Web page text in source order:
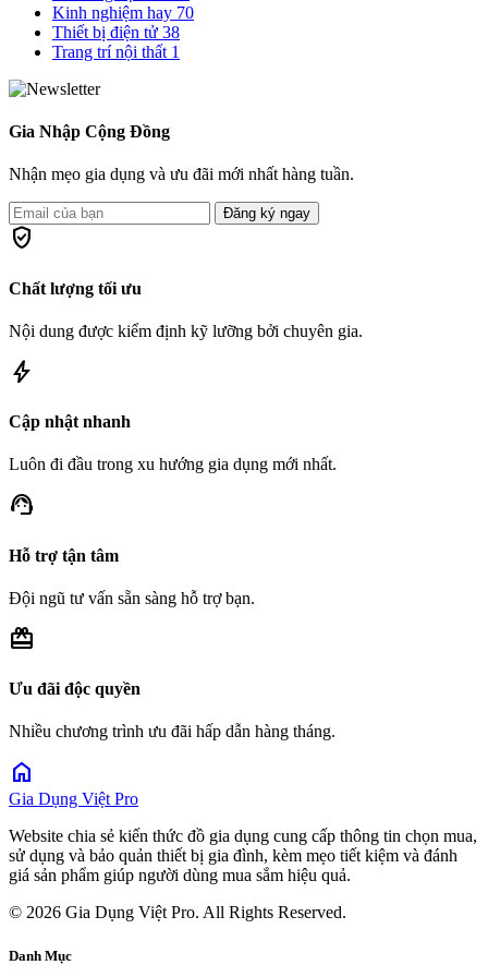
Kinh nghiệm hay 70
Thiết bị điện tử 38
Trang trí nội thất 1
Gia Nhập Cộng Đồng
Nhận mẹo gia dụng và ưu đãi mới nhất hàng tuần.
Đăng ký ngay
verified_user
Chất lượng tối ưu
Nội dung được kiểm định kỹ lưỡng bởi chuyên gia.
bolt
Cập nhật nhanh
Luôn đi đầu trong xu hướng gia dụng mới nhất.
support_agent
Hỗ trợ tận tâm
Đội ngũ tư vấn sẵn sàng hỗ trợ bạn.
redeem
Ưu đãi độc quyền
Nhiều chương trình ưu đãi hấp dẫn hàng tháng.
home
Gia Dụng Việt Pro
Website chia sẻ kiến thức đồ gia dụng cung cấp thông tin chọn mua,
sử dụng và bảo quản thiết bị gia đình, kèm mẹo tiết kiệm và đánh
giá sản phẩm giúp người dùng mua sắm hiệu quả.
© 2026 Gia Dụng Việt Pro. All Rights Reserved.
Danh Mục